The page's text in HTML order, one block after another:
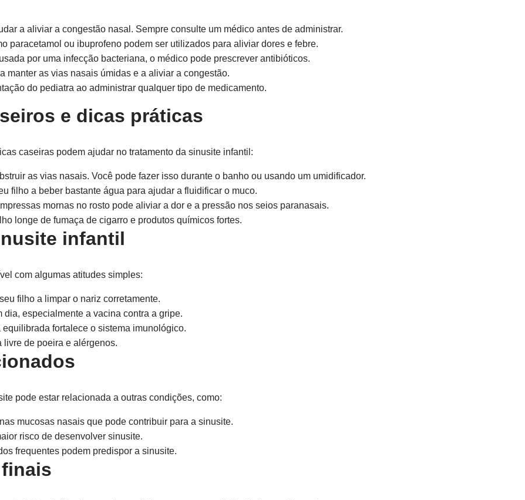
a aliviar a congestão nasal. Sempre consulte um médico antes de administrar.
paracetamol ou ibuprofeno podem ser utilizados para aliviar dores e febre.
por uma infecção bacteriana, o médico pode prescrever antibióticos.
manter as vias nasais úmidas e a aliviar a congestão.
do pediatra ao administrar qualquer tipo de medicamento.
e dicas práticas
caseiras podem ajudar no tratamento da sinusite infantil:
as vias nasais. Você pode fazer isso durante o banho ou usando um umidificador.
filho a beber bastante água para ajudar a fluidificar o muco.
mornas no rosto pode aliviar a dor e a pressão nos seios paranasais.
longe de fumaça de cigarro e produtos químicos fortes.
infantil
com algumas atitudes simples:
filho a limpar o nariz corretamente.
especialmente a vacina contra a gripe.
fortalece o sistema imunológico.
de poeira e alérgenos.
pode estar relacionada a outras condições, como:
mucosas nasais que pode contribuir para a sinusite.
risco de desenvolver sinusite.
frequentes podem predispor a sinusite.